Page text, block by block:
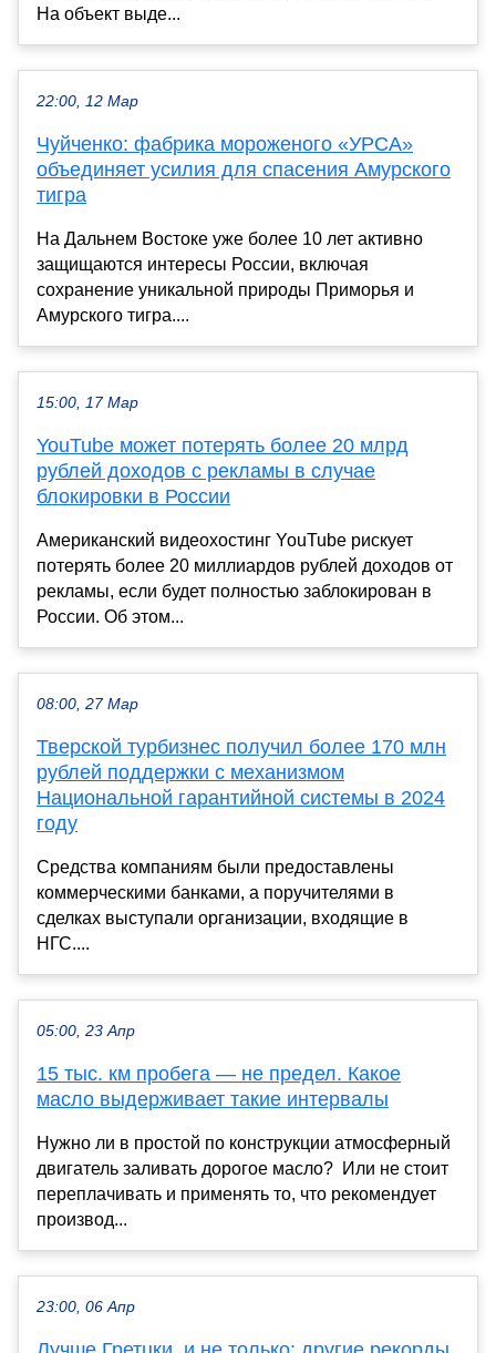
На объект выде...
22:00, 12 Мар
Чуйченко: фабрика мороженого «УРСА»
объединяет усилия для спасения Амурского
тигра
На Дальнем Востоке уже более 10 лет активно
защищаются интересы России, включая
сохранение уникальной природы Приморья и
Амурского тигра....
15:00, 17 Мар
YouTube может потерять более 20 млрд
рублей доходов с рекламы в случае
блокировки в России
Американский видеохостинг YouTube рискует
потерять более 20 миллиардов рублей доходов от
рекламы, если будет полностью заблокирован в
России. Об этом...
08:00, 27 Мар
Тверской турбизнес получил более 170 млн
рублей поддержки с механизмом
Национальной гарантийной системы в 2024
году
Средства компаниям были предоставлены
коммерческими банками, а поручителями в
сделках выступали организации, входящие в
НГС....
05:00, 23 Апр
15 тыс. км пробега — не предел. Какое
масло выдерживает такие интервалы
Нужно ли в простой по конструкции атмосферный
двигатель заливать дорогое масло? ­ Или не стоит
переплачивать и применять то, что рекомендует
производ...
23:00, 06 Апр